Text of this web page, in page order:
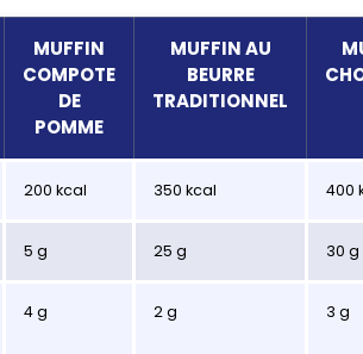
MUFFIN
COMPOTE
DE
POMME
MUFFIN AU
BEURRE
TRADITIONNEL
200 kcal 350 kcal 400
5 g 25 g 30 g
4 g 2 g 3 g